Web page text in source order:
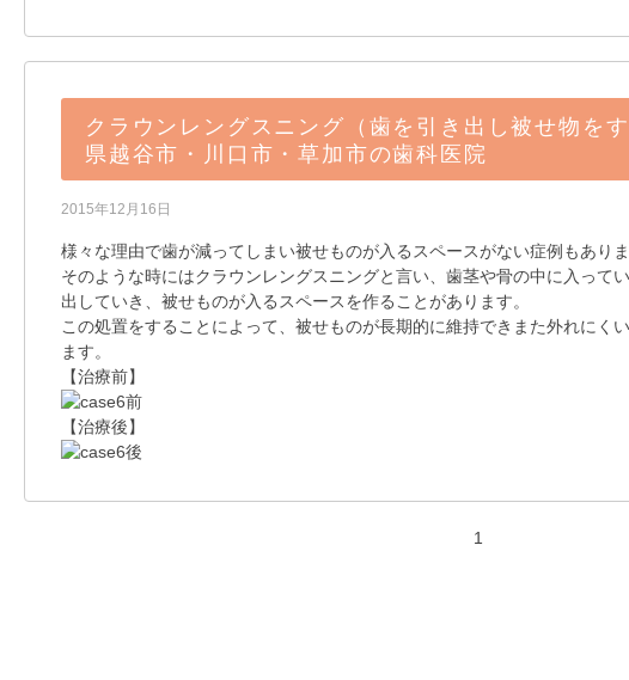
クラウンレングスニング（歯を引き出し被せ物を
県越谷市・川口市・草加市の歯科医院
2015年12月16日
様々な理由で歯が減ってしまい被せものが入るスペースがない症例もありま
そのような時にはクラウンレングスニングと言い、歯茎や骨の中に入って
出していき、被せものが入るスペースを作ることがあります。
この処置をすることによって、被せものが長期的に維持できまた外れにく
ます。
【治療前】
【治療後】
1